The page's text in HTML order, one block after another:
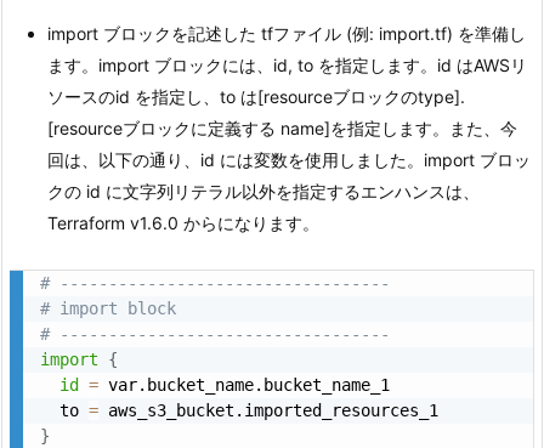
import ブロックを記述した tfファイル (例: import.tf) を準備し
ます。import ブロックには、id, to を指定します。id はAWSリ
ソースのid を指定し、to は[resourceブロックのtype].
[resourceブロックに定義する name]を指定します。また、今
回は、以下の通り、id には変数を使用しました。import ブロッ
クの id に文字列リテラル以外を指定するエンハンスは、
Terraform v1.6.0 からになります。
# ----------------------------------
# import block
# ----------------------------------
import
{
id
= var.bucket_name.bucket_name_1
  to
=
}